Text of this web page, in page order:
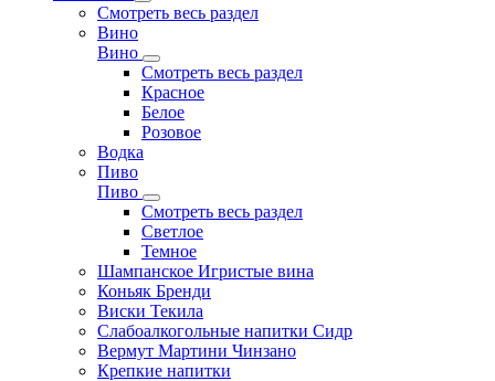
Смотреть весь раздел
Вино
Вино
Смотреть весь раздел
Красное
Белое
Розовое
Водка
Пиво
Пиво
Смотреть весь раздел
Cветлое
Темное
Шампанское Игристые вина
Коньяк Бренди
Виски Текила
Слабоалкогольные напитки Сидр
Вермут Мартини Чинзано
Крепкие напитки